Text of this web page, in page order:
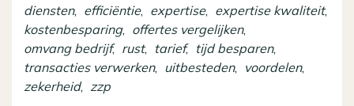
diensten, efficiëntie, expertise, expertise kwaliteit,
kostenbesparing, offertes vergelijken,
omvang bedrijf, rust, tarief, tijd besparen,
transacties verwerken, uitbesteden, voordelen,
zekerheid, zzp